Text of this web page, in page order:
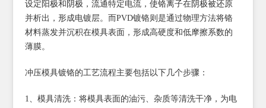
设定阳极和阴极，流通特定电流，使铬离子在阴极被还原
并析出，形成电镀层。而PVD镀铬则是通过物理方法将铬
材料蒸发并沉积在模具表面，形成高硬度和低摩擦系数的
薄膜。
冲压模具镀铬的工艺流程主要包括以下几个步骤：
1、模具清洗：将模具表面的油污、杂质等清洗干净，为电